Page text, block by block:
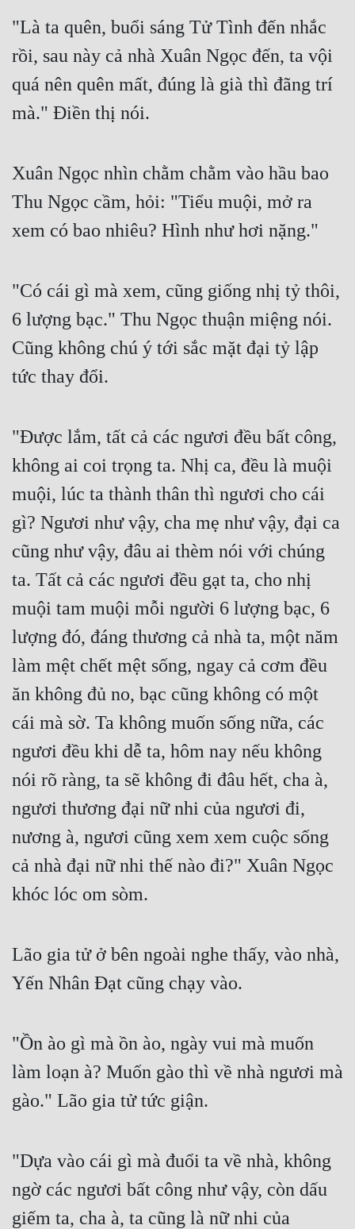
Kỳ Huyễn
Kỳ Ảo
Linh Dị
Mưu Mô
Ngôn Tình
Ngược
Nữ Cường
Nữ Phụ
Phương Tây
Phản Phái
Quân Sự
Sảng Văn
Sắc
Sủng
Thanh Xuân
Tiên Hiệp
Tiểu Thuyết
Trinh Thám
Trọng Sinh
Tu Chân
Tội Phạm
Vô Địch
Võng Du
Xuyên Không
Xuyên Nhanh
Điền Văn
"Là ta quên, buổi sáng Tử Tình đến nhắc
rồi, sau này cả nhà Xuân Ngọc đến, ta vội
quá nên quên mất, đúng là già thì đãng trí
mà." Điền thị nói.
Xuân Ngọc nhìn chằm chằm vào hầu bao
Thu Ngọc cầm, hỏi: "Tiểu muội, mở ra
xem có bao nhiêu? Hình như hơi nặng."
"Có cái gì mà xem, cũng giống nhị tỷ thôi,
6 lượng bạc." Thu Ngọc thuận miệng nói.
Cũng không chú ý tới sắc mặt đại tỷ lập
tức thay đổi.
"Được lắm, tất cả các ngươi đều bất công,
không ai coi trọng ta. Nhị ca, đều là muội
muội, lúc ta thành thân thì ngươi cho cái
gì? Ngươi như vậy, cha mẹ như vậy, đại ca
cũng như vậy, đâu ai thèm nói với chúng
ta. Tất cả các ngươi đều gạt ta, cho nhị
muội tam muội mỗi người 6 lượng bạc, 6
lượng đó, đáng thương cả nhà ta, một năm
làm mệt chết mệt sống, ngay cả cơm đều
ăn không đủ no, bạc cũng không có một
cái mà sờ. Ta không muốn sống nữa, các
ngươi đều khi dễ ta, hôm nay nếu không
nói rõ ràng, ta sẽ không đi đâu hết, cha à,
ngươi thương đại nữ nhi của ngươi đi,
nương à, ngươi cũng xem xem cuộc sống
cả nhà đại nữ nhi thế nào đi?" Xuân Ngọc
khóc lóc om sòm.
Lão gia tử ở bên ngoài nghe thấy, vào nhà,
Yến Nhân Đạt cũng chạy vào.
"Ồn ào gì mà ồn ào, ngày vui mà muốn
làm loạn à? Muốn gào thì về nhà ngươi mà
gào." Lão gia tử tức giận.
"Dựa vào cái gì mà đuổi ta về nhà, không
ngờ các ngươi bất công như vậy, còn dấu
giếm ta, cha à, ta cũng là nữ nhi của